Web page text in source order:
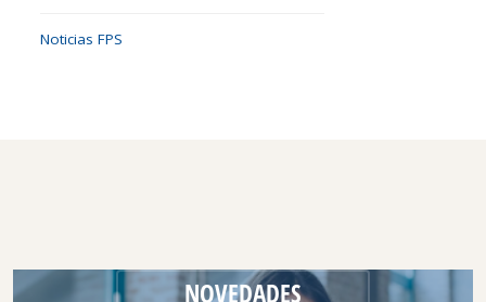
Noticias FPS
NOVEDADES